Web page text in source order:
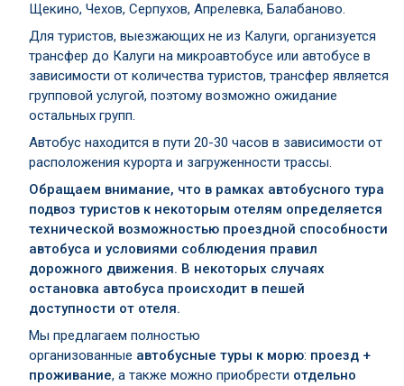
Щекино, Чехов, Серпухов, Апрелевка, Балабаново.
Для туристов, выезжающих не из Калуги, организуется
трансфер до Калуги на микроавтобусе или автобусе в
зависимости от количества туристов, трансфер является
групповой услугой, поэтому возможно ожидание
остальных групп.
Автобус находится в пути 20-30 часов в зависимости от
расположения курорта и загруженности трассы.
Обращаем внимание, что в рамках автобусного тура
подвоз туристов к некоторым отелям определяется
технической возможностью проездной способности
автобуса и условиями соблюдения правил
дорожного движения. В некоторых случаях
остановка автобуса происходит в пешей
доступности от отеля.
Мы предлагаем полностью
организованные автобусные туры к морю: проезд +
проживание, а также можно приобрести отдельно